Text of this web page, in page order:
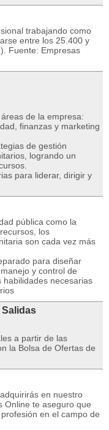
trabajando como
entre los 25.400 y
Fuente: Empresas
de la empresa:
finanzas y marketing
de gestión
logrando un
para liderar, dirigir y
pública como la
los
son cada vez más
para diseñar
y control de
habilidades necesarias
Salidas
a partir de las
la Bolsa de Ofertas de
en nuestro
Online te aseguro que
en el campo de